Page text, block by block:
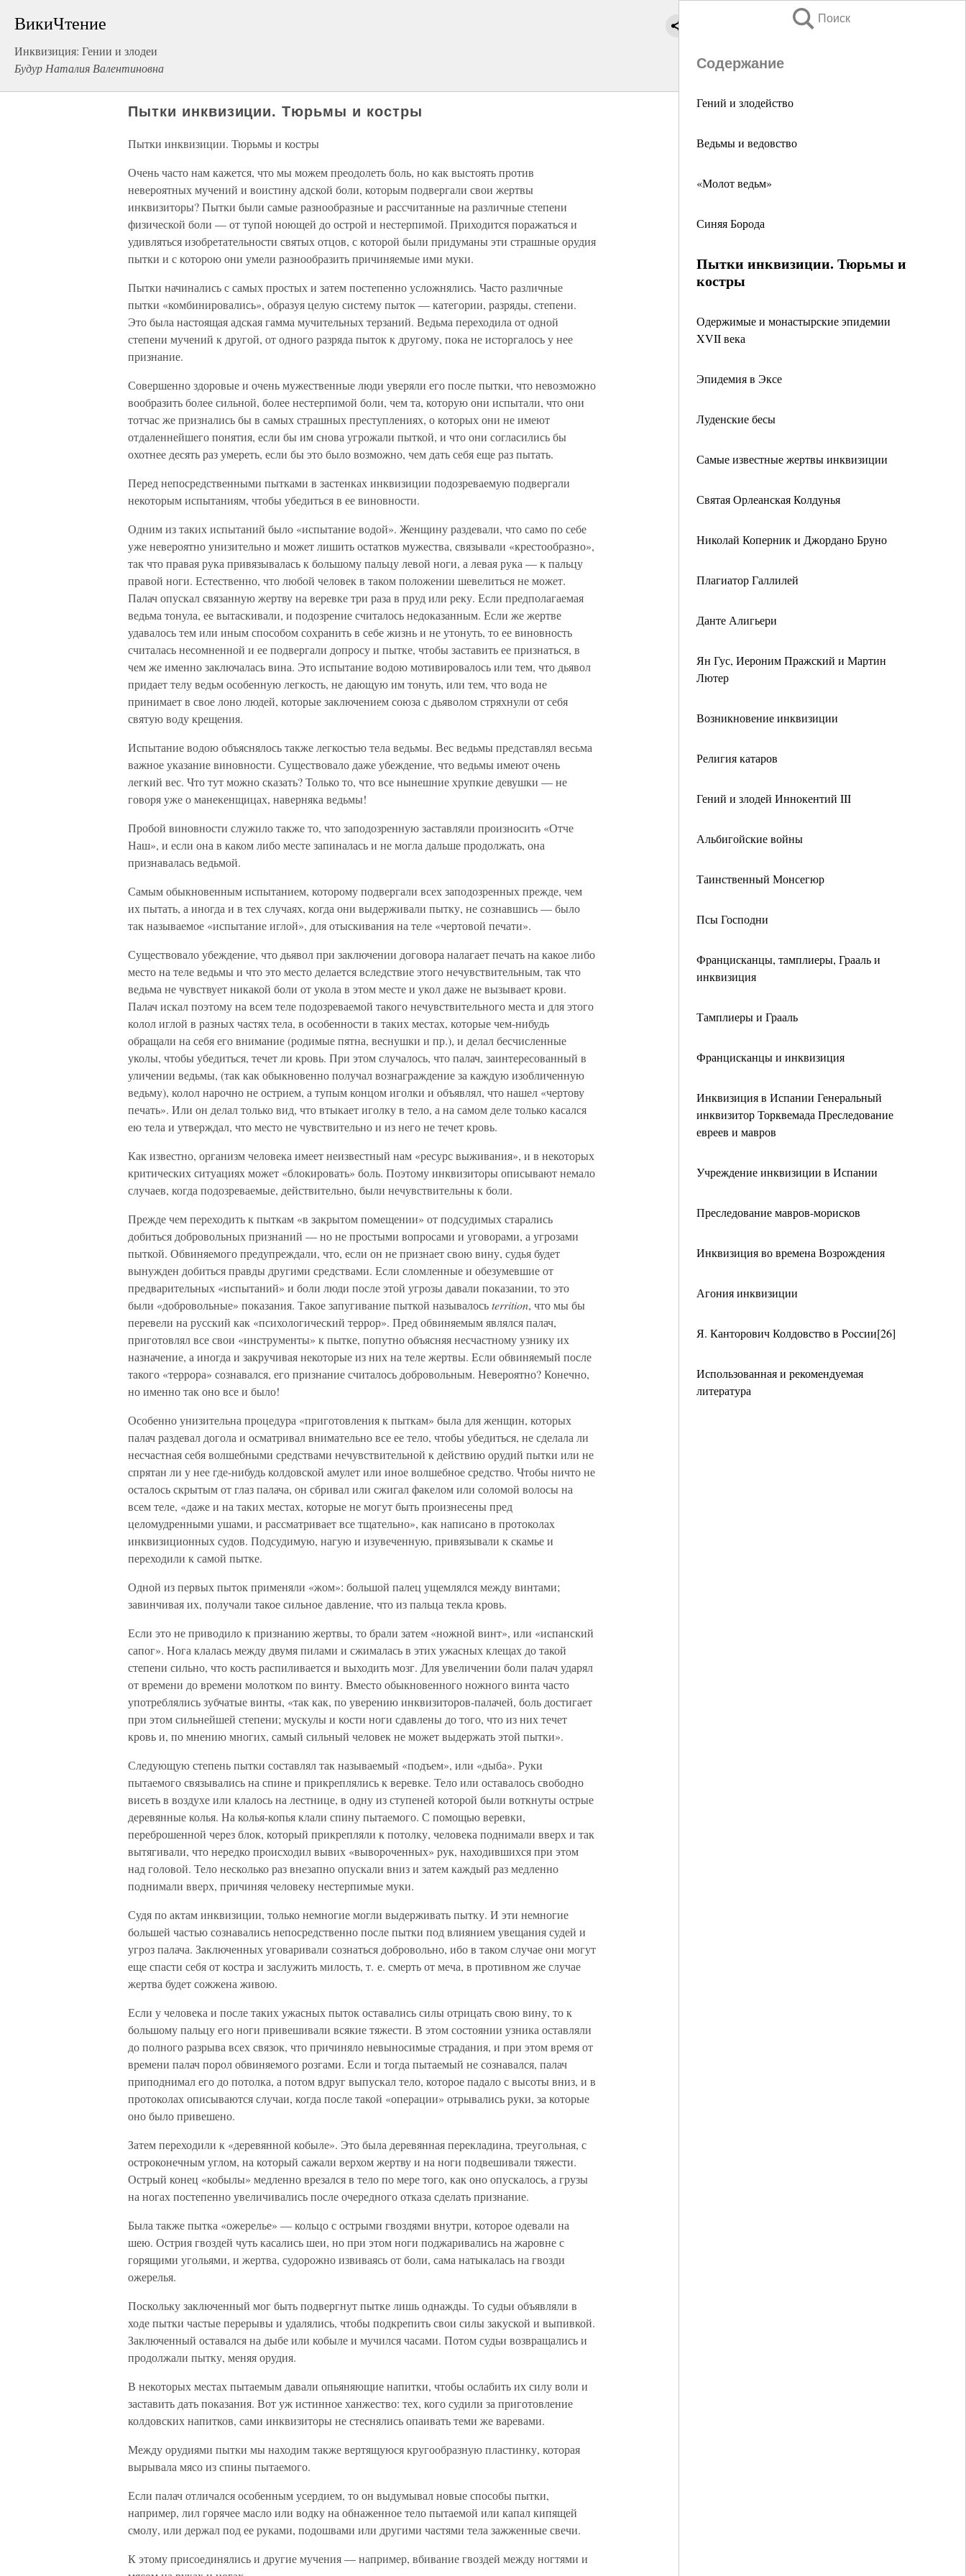
ВикиЧтение
Инквизиция: Гении и злодеи
Будур Наталия Валентиновна
Поиск
Содержание
Гений и злодейство
Ведьмы и ведовство
«Молот ведьм»
Синяя Борода
Пытки инквизиции. Тюрьмы и
костры
Одержимые и монастырские эпидемии
XVII века
Эпидемия в Эксе
Луденские бесы
Самые известные жертвы инквизиции
Святая Орлеанская Колдунья
Николай Коперник и Джордано Бруно
Плагиатор Галлилей
Данте Алигьери
Ян Гус, Иероним Пражский и Мартин
Лютер
Возникновение инквизиции
Религия катаров
Гений и злодей Иннокентий III
Альбигойские войны
Таинственный Монсегюр
Псы Господни
Францисканцы, тамплиеры, Грааль и
инквизиция
Тамплиеры и Грааль
Францисканцы и инквизиция
Инквизиция в Испании Генеральный
инквизитор Торквемада Преследование
евреев и мавров
Учреждение инквизиции в Испании
Преследование мавров-морисков
Инквизиция во времена Возрождения
Агония инквизиции
Я. Канторович Колдовство в Pocсии[26]
Использованная и рекомендуемая
литература
Пытки инквизиции. Тюрьмы и костры
Пытки инквизиции. Тюрьмы и костры
Очень часто нам кажется, что мы можем преодолеть боль, но как выстоять против
невероятных мучений и воистину адской боли, которым подвергали свои жертвы
инквизиторы? Пытки были самые разнообразные и рассчитанные на различные степени
физической боли — от тупой ноющей до острой и нестерпимой. Приходится поражаться и
удивляться изобретательности святых отцов, с которой были придуманы эти страшные орудия
пытки и с которою они умели разнообразить причиняемые ими муки.
Пытки начинались с самых простых и затем постепенно усложнялись. Часто различные
пытки «комбинировались», образуя целую систему пыток — категории, разряды, степени.
Это была настоящая адская гамма мучительных терзаний. Ведьма переходила от одной
степени мучений к другой, от одного разряда пыток к другому, пока не исторгалось у нее
признание.
Совершенно здоровые и очень мужественные люди уверяли его после пытки, что невозможно
вообразить более сильной, более нестерпимой боли, чем та, которую они испытали, что они
тотчас же признались бы в самых страшных преступлениях, о которых они не имеют
отдаленнейшего понятия, если бы им снова угрожали пыткой, и что они согласились бы
охотнее десять раз умереть, если бы это было возможно, чем дать себя еще раз пытать.
Перед непосредственными пытками в застенках инквизиции подозреваемую подвергали
некоторым испытаниям, чтобы убедиться в ее виновности.
Одним из таких испытаний было «испытание водой». Женщину раздевали, что само по себе
уже невероятно унизительно и может лишить остатков мужества, связывали «крестообразно»,
так что правая рука привязывалась к большому пальцу левой ноги, а левая рука — к пальцу
правой ноги. Естественно, что любой человек в таком положении шевелиться не может.
Палач опускал связанную жертву на веревке три раза в пруд или реку. Если предполагаемая
ведьма тонула, ее вытаскивали, и подозрение считалось недоказанным. Если же жертве
удавалось тем или иным способом сохранить в себе жизнь и не утонуть, то ее виновность
считалась несомненной и ее подвергали допросу и пытке, чтобы заставить ее признаться, в
чем же именно заключалась вина. Это испытание водою мотивировалось или тем, что дьявол
придает телу ведьм особенную легкость, не дающую им тонуть, или тем, что вода не
принимает в свое лоно людей, которые заключением союза с дьяволом стряхнули от себя
святую воду крещения.
Испытание водою объяснялось также легкостью тела ведьмы. Вес ведьмы представлял весьма
важное указание виновности. Существовало даже убеждение, что ведьмы имеют очень
легкий вес. Что тут можно сказать? Только то, что все нынешние хрупкие девушки — не
говоря уже о манекенщицах, наверняка ведьмы!
Пробой виновности служило также то, что заподозренную заставляли произносить «Отче
Наш», и если она в каком либо месте запиналась и не могла дальше продолжать, она
признавалась ведьмой.
Самым обыкновенным испытанием, которому подвергали всех заподозренных прежде, чем
их пытать, а иногда и в тех случаях, когда они выдерживали пытку, не сознавшись — было
так называемое «испытание иглой», для отыскивания на теле «чертовой печати».
Существовало убеждение, что дьявол при заключении договора налагает печать на какое либо
место на теле ведьмы и что это место делается вследствие этого нечувствительным, так что
ведьма не чувствует никакой боли от укола в этом месте и укол даже не вызывает крови.
Палач искал поэтому на всем теле подозреваемой такого нечувствительного места и для этого
колол иглой в разных частях тела, в особенности в таких местах, которые чем-нибудь
обращали на себя его внимание (родимые пятна, веснушки и пр.), и делал бесчисленные
уколы, чтобы убедиться, течет ли кровь. При этом случалось, что палач, заинтересованный в
уличении ведьмы, (так как обыкновенно получал вознаграждение за каждую изобличенную
ведьму), колол нарочно не острием, а тупым концом иголки и объявлял, что нашел «чертову
печать». Или он делал только вид, что втыкает иголку в тело, а на самом деле только касался
ею тела и утверждал, что место не чувствительно и из него не течет кровь.
Как известно, организм человека имеет неизвестный нам «ресурс выживания», и в некоторых
критических ситуациях может «блокировать» боль. Поэтому инквизиторы описывают немало
случаев, когда подозреваемые, действительно, были нечувствительны к боли.
Прежде чем переходить к пыткам «в закрытом помещении» от подсудимых старались
добиться добровольных признаний — но не простыми вопросами и уговорами, а угрозами
пыткой. Обвиняемого предупреждали, что, если он не признает свою вину, судья будет
вынужден добиться правды другими средствами. Если сломленные и обезумевшие от
предварительных «испытаний» и боли люди после этой угрозы давали показании, то это
были «добровольные» показания. Такое запугивание пыткой называлосьterrition, что мы бы
перевели на русский как «психологический террор». Пред обвиняемым являлся палач,
приготовлял все свои «инструменты» к пытке, попутно объясняя несчастному узнику их
назначение, а иногда и закручивая некоторые из них на теле жертвы. Если обвиняемый после
такого «террора» сознавался, его признание считалось добровольным. Невероятно? Конечно,
но именно так оно все и было!
Особенно унизительна процедура «приготовления к пыткам» была для женщин, которых
палач раздевал догола и осматривал внимательно все ее тело, чтобы убедиться, не сделала ли
несчастная себя волшебными средствами нечувствительной к действию орудий пытки или не
спрятан ли у нее где-нибудь колдовской амулет или иное волшебное средство. Чтобы ничто не
осталось скрытым от глаз палача, он сбривал или сжигал факелом или соломой волосы на
всем теле, «даже и на таких местах, которые не могут быть произнесены пред
целомудренными ушами, и рассматривает все тщательно», как написано в протоколах
инквизиционных судов. Подсудимую, нагую и изувеченную, привязывали к скамье и
переходили к самой пытке.
Одной из первых пыток применяли «жом»: большой палец ущемлялся между винтами;
завинчивая их, получали такое сильное давление, что из пальца текла кровь.
Если это не приводило к признанию жертвы, то брали затем «ножной винт», или «испанский
сапог». Нога клалась между двумя пилами и сжималась в этих ужасных клещах до такой
степени сильно, что кость распиливается и выходить мозг. Для увеличении боли палач ударял
от времени до времени молотком по винту. Вместо обыкновенного ножного винта часто
употреблялись зубчатые винты, «так как, по уверению инквизиторов-палачей, боль достигает
при этом сильнейшей степени; мускулы и кости ноги сдавлены до того, что из них течет
кровь и, по мнению многих, самый сильный человек не может выдержать этой пытки».
Следующую степень пытки составлял так называемый «подъем», или «дыба». Руки
пытаемого связывались на спине и прикреплялись к веревке. Тело или оставалось свободно
висеть в воздухе или клалось на лестнице, в одну из ступеней которой были воткнуты острые
деревянные колья. На колья-копья клали спину пытаемого. С помощью веревки,
переброшенной через блок, который прикрепляли к потолку, человека поднимали вверх и так
вытягивали, что нередко происходил вывих «вывороченных» рук, находившихся при этом
над головой. Тело несколько раз внезапно опускали вниз и затем каждый раз медленно
поднимали вверх, причиняя человеку нестерпимые муки.
Судя по актам инквизиции, только немногие могли выдерживать пытку. И эти немногие
большей частью сознавались непосредственно после пытки под влиянием увещания судей и
угроз палача. Заключенных уговаривали сознаться добровольно, ибо в таком случае они могут
еще спасти себя от костра и заслужить милость, т. е. смерть от меча, в противном же случае
жертва будет сожжена живою.
Если у человека и после таких ужасных пыток оставались силы отрицать свою вину, то к
большому пальцу его ноги привешивали всякие тяжести. В этом состоянии узника оставляли
до полного разрыва всех связок, что причиняло невыносимые страдания, и при этом время от
времени палач порол обвиняемого розгами. Если и тогда пытаемый не сознавался, палач
приподнимал его до потолка, а потом вдруг выпускал тело, которое падало с высоты вниз, и в
протоколах описываются случаи, когда после такой «операции» отрывались руки, за которые
оно было привешено.
Затем переходили к «деревянной кобыле». Это была деревянная перекладина, треугольная, с
остроконечным углом, на который сажали верхом жертву и на ноги подвешивали тяжести.
Острый конец «кобылы» медленно врезался в тело по мере того, как оно опускалось, а грузы
на ногах постепенно увеличивались после очередного отказа сделать признание.
Была также пытка «ожерелье» — кольцо с острыми гвоздями внутри, которое одевали на
шею. Острия гвоздей чуть касались шеи, но при этом ноги поджаривались на жаровне с
горящими угольями, и жертва, судорожно извиваясь от боли, сама натыкалась на гвозди
ожерелья.
Поскольку заключенный мог быть подвергнут пытке лишь однажды. То судьи объявляли в
ходе пытки частые перерывы и удалялись, чтобы подкрепить свои силы закуской и выпивкой.
Заключенный оставался на дыбе или кобыле и мучился часами. Потом судьи возвращались и
продолжали пытку, меняя орудия.
В некоторых местах пытаемым давали опьяняющие напитки, чтобы ослабить их силу воли и
заставить дать показания. Вот уж истинное ханжество: тех, кого судили за приготовление
колдовских напитков, сами инквизиторы не стеснялись опаивать теми же варевами.
Между орудиями пытки мы находим также вертящуюся кругообразную пластинку, которая
вырывала мясо из спины пытаемого.
Если палач отличался особенным усердием, то он выдумывал новые способы пытки,
например, лил горячее масло или водку на обнаженное тело пытаемой или капал кипящей
смолу, или держал под ее руками, подошвами или другими частями тела зажженные свечи.
К этому присоединялись и другие мучения — например, вбивание гвоздей между ногтями и